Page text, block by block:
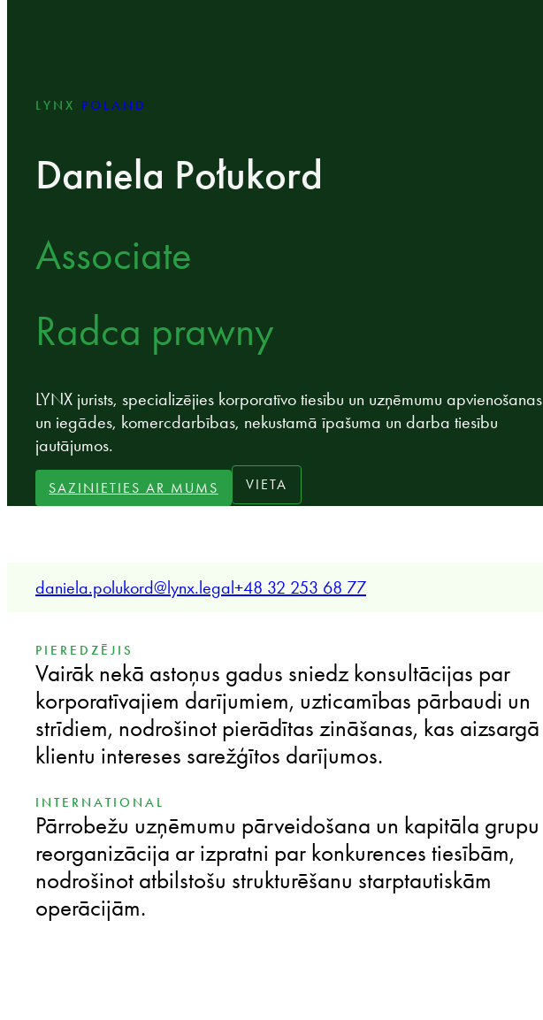
LYNX POLAND
Daniela Połukord
Associate
Radca prawny
LYNX jurists, specializējies korporatīvo tiesību un uzņēmumu apvienošanas
un iegādes, komercdarbības, nekustamā īpašuma un darba tiesību
jautājumos.
SAZINIETIES AR MUMS VIETA
daniela.polukord@lynx.legal+48 32 253 68 77
PIEREDZĒJIS
Vairāk nekā astoņus gadus sniedz konsultācijas par
korporatīvajiem darījumiem, uzticamības pārbaudi un
strīdiem, nodrošinot pierādītas zināšanas, kas aizsargā
klientu intereses sarežģītos darījumos.
INTERNATIONAL
Pārrobežu uzņēmumu pārveidošana un kapitāla grupu
reorganizācija ar izpratni par konkurences tiesībām,
nodrošinot atbilstošu strukturēšanu starptautiskām
operācijām.